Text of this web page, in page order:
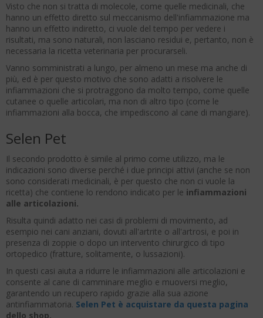
Visto che non si tratta di molecole, come quelle medicinali, che
hanno un effetto diretto sul meccanismo dell'infiammazione ma
hanno un effetto indiretto, ci vuole del tempo per vedere i
risultati, ma sono naturali, non lasciano residui e, pertanto, non è
necessaria la ricetta veterinaria per procurarseli.
Vanno somministrati a lungo, per almeno un mese ma anche di
più, ed è per questo motivo che sono adatti a risolvere le
infiammazioni che si protraggono da molto tempo, come quelle
cutanee o quelle articolari, ma non di altro tipo (come le
infiammazioni alla bocca, che impediscono al cane di mangiare).
Selen Pet
Il secondo prodotto è simile al primo come utilizzo, ma le
indicazioni sono diverse perché i due principi attivi (anche se non
sono considerati medicinali, è per questo che non ci vuole la
ricetta) che contiene lo rendono indicato per le infiammazioni
alle articolazioni.
Risulta quindi adatto nei casi di problemi di movimento, ad
esempio nei cani anziani, dovuti all'artrite o all'artrosi, e poi in
presenza di zoppie o dopo un intervento chirurgico di tipo
ortopedico (fratture, solitamente, o lussazioni).
In questi casi aiuta a ridurre le infiammazioni alle articolazioni e
consente al cane di camminare meglio e muoversi meglio,
garantendo un recupero rapido grazie alla sua azione
antinfiammatoria. Selen Pet è acquistare da questa pagina
dello shop.